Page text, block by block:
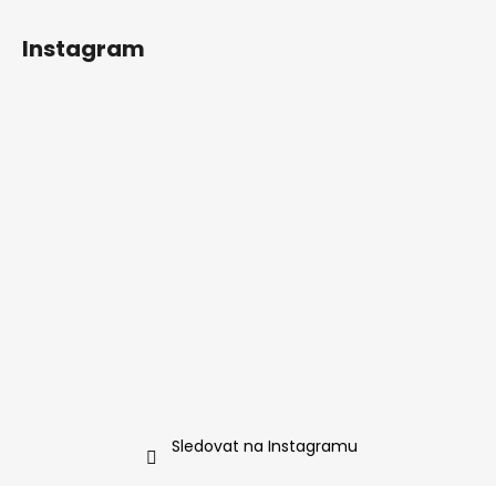
Instagram
Sledovat na Instagramu